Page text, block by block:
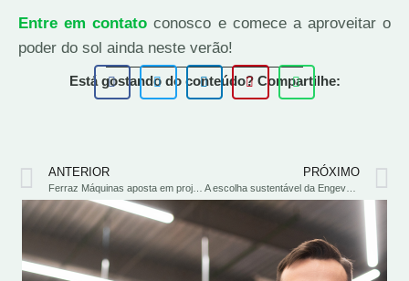
Entre em contato conosco e comece a aproveitar o
poder do sol ainda neste verão!
Está gostando do conteúdo? Compartilhe:
ANTERIOR PRÓXIMO
A escolha sustentável da Engevap para geração de energia